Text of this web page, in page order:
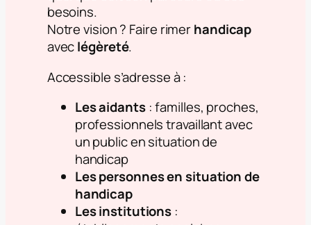
besoins.
Notre vision ? Faire rimerhandicap
aveclégèreté.
Accessible s’adresse à :
Les aidants: familles, proches,
professionnels travaillant avec
un public en situation de
handicap
Les personnes en situation de
handicap
Les institutions :